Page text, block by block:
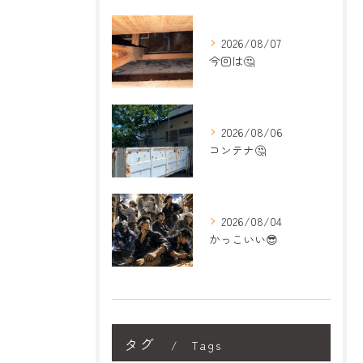
2026/08/07
今回は🤔
2026/08/06
コンテナ🤔
2026/08/04
かっこいい😎
タグ Tags